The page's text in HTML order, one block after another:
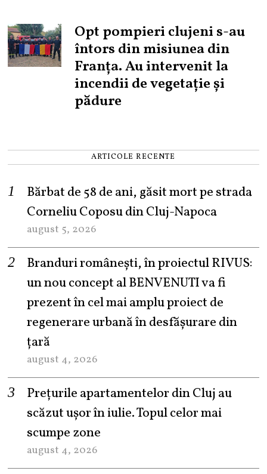
Opt pompieri clujeni s-au
întors din misiunea din
Franța. Au intervenit la
incendii de vegetație și
pădure
ARTICOLE RECENTE
Bărbat de 58 de ani, găsit mort pe strada
Corneliu Coposu din Cluj-Napoca
august 5, 2026
Branduri românești, în proiectul RIVUS:
un nou concept al BENVENUTI va fi
prezent în cel mai amplu proiect de
regenerare urbană în desfășurare din
țară
august 4, 2026
Prețurile apartamentelor din Cluj au
scăzut ușor în iulie. Topul celor mai
scumpe zone
august 4, 2026